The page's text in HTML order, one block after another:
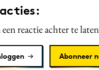
reactie achter te
Abonneer